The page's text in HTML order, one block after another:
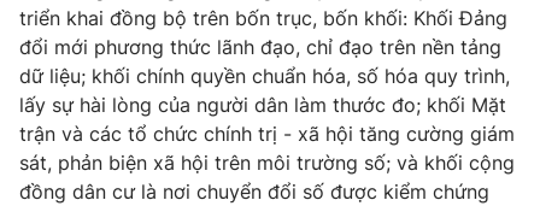
triển khai đồng bộ trên bốn trục, bốn khối: Khối Đảng
đổi mới phương thức lãnh đạo, chỉ đạo trên nền tảng
dữ liệu; khối chính quyền chuẩn hóa, số hóa quy trình,
lấy sự hài lòng của người dân làm thước đo; khối Mặt
trận và các tổ chức chính trị - xã hội tăng cường giám
sát, phản biện xã hội trên môi trường số; và khối cộng
đồng dân cư là nơi chuyển đổi số được kiểm chứng